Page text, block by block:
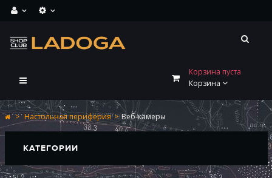
Переключить
Корзина пуста
Корзина
> Настольная периферия > Веб-камеры
КАТЕГОРИИ